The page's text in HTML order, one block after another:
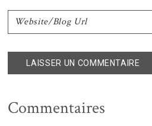
Commentaires